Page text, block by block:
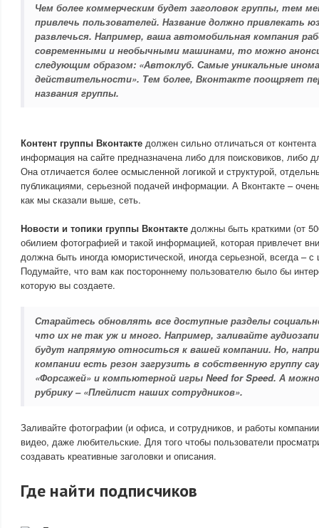
Чем более коммерческим будет заголовок группы, тем
привлечь пользователей. Название должно привлекать
развлечься. Например, ваша автомобильная компания
современными и необычными машинами, то можно
следующим образом: «Автоклуб. Самые уникальные
действительности». Тем более, Вконтакте поощряет
названия группы.
Контент группы Вконтакте должен сильно отличаться от
информация на сайте предназначена либо для поисковиков, либо
Она отличается более осмысленной логикой и структурой,
публикациями, серьезной подачей информации. А Вконтакте –
как мы сказали выше, сеть.
Новости и топики группы Вконтакте должны быть краткими (от
обилием фотографией и такой информацией, которая привлечет
должна быть иногда юмористической, иногда серьезной, всегда –
Подумайте, что вам как постороннему пользователю было бы
которую вы создаете.
Старайтесь обновлять все доступные разделы
что их не так уж и много. Например, заливайте
будут напрямую относиться к вашей компании. Но,
компании есть резон загрузить в собственную группу
«Форсажей» и компьютерной игры Need for Speed. А
рубрику – «Плейлист наших сотрудников».
Заливайте фотографии (и офиса, и сотрудников, и работы
видео, даже любительские. Для того чтобы пользователи
создавать креативные заголовки и описания.
Где найти подписчиков